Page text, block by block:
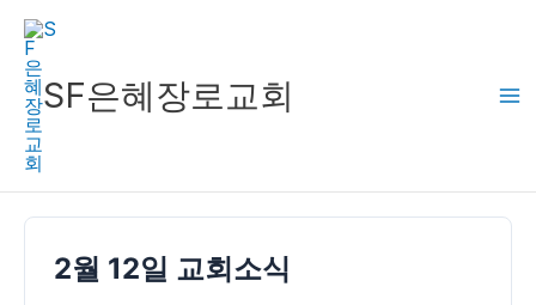
너
SF은혜장로교회
2월 12일 교회소식